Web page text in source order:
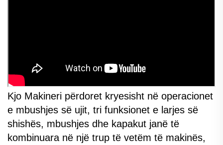
Kjo Makineri përdoret kryesisht në operacionet
e mbushjes së ujit, tri funksionet e larjes së
shishës, mbushjes dhe kapakut janë të
kombinuara në një trup të vetëm të makinës,